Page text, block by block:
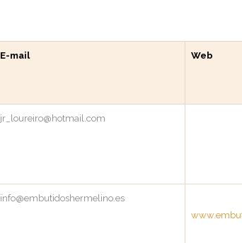
E-mail Web
jr_loureiro@hotmail.com
info@embutidoshermelino.es